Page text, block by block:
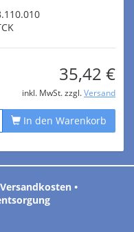
35,42 €
inkl. MwSt. zzgl. Versand
In den Warenkorb
Versandkosten•